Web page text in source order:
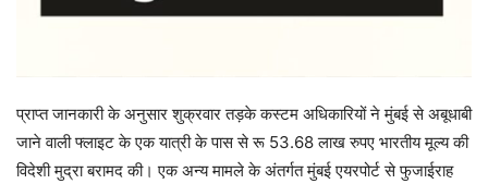
प्राप्त जानकारी के अनुसार शुक्रवार तड़के कस्टम अधिकारियों ने मुंबई से अबूधाबी
जाने वाली फ्लाइट के एक यात्री के पास से रू 53.68 लाख रुपए भारतीय मूल्य की
विदेशी मुद्रा बरामद की। एक अन्य मामले के अंतर्गत मुंबई एयरपोर्ट से फुजाईराह